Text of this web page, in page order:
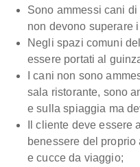
Sono ammessi cani
non devono superare
Negli spazi comuni
essere portati al
I cani non sono
sala ristorante, sono
e sulla spiaggia ma
Il cliente deve essere
benessere del
e cucce da viaggio;